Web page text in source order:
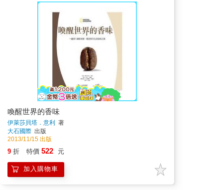
喚醒世界的香味
伊萊莎貝塔．意利 著
大石國際 出版
2013/11/15 出版
9 折 特價 522 元
加入購物車